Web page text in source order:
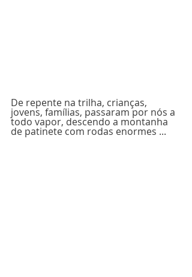
De repente na trilha, crianças,
jovens, famílias, passaram por nós a
todo vapor, descendo a montanha
de patinete com rodas enormes ...